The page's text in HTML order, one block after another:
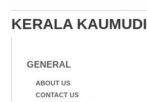
പട്ടേൽ സഭാഗൃഹത്തിൽ
എം. അക്ഷതയുടെ
അവതരിപ്പിച്ച ലയ നമൻ
KERALA KAUMUDI
GENERAL
ABOUT US
CONTACT US